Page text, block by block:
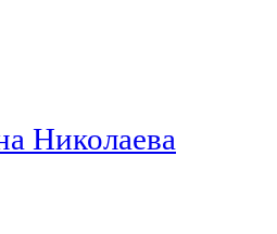
Николаева